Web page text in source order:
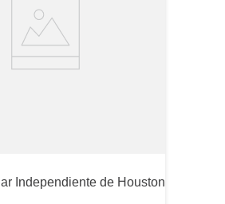
Independiente de Houston